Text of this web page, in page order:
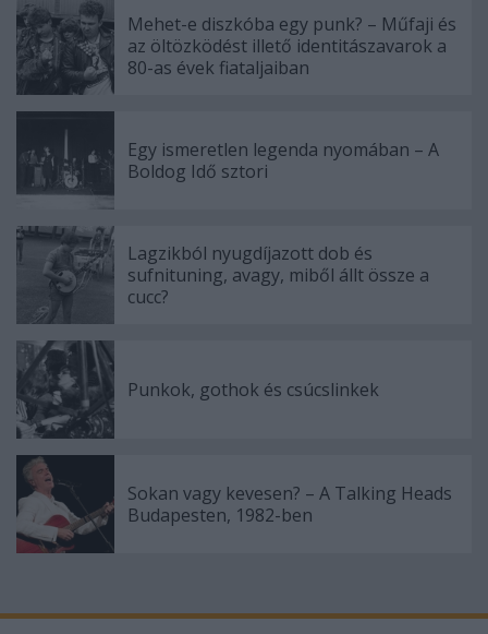
Mehet-e diszkóba egy punk? – Műfaji és
az öltözködést illető identitászavarok a
80-as évek fiataljaiban
Egy ismeretlen legenda nyomában – A
Boldog Idő sztori
Lagzikból nyugdíjazott dob és
sufnituning, avagy, miből állt össze a
cucc?
Punkok, gothok és csúcslinkek
Sokan vagy kevesen? – A Talking Heads
Budapesten, 1982-ben